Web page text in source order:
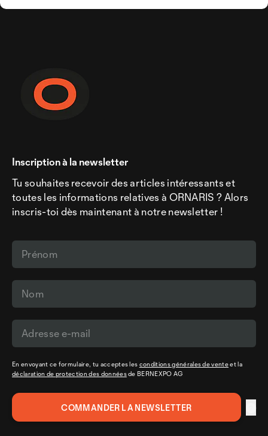
Inscription à la newsletter
Tu souhaites recevoir des articles intéressants et
toutes les informations relatives à ORNARIS ? Alors
inscris-toi dès maintenant à notre newsletter !
En envoyant ce formulaire, tu acceptes les conditions générales de venteet la
déclaration de protection des donnéesde BERNEXPO AG